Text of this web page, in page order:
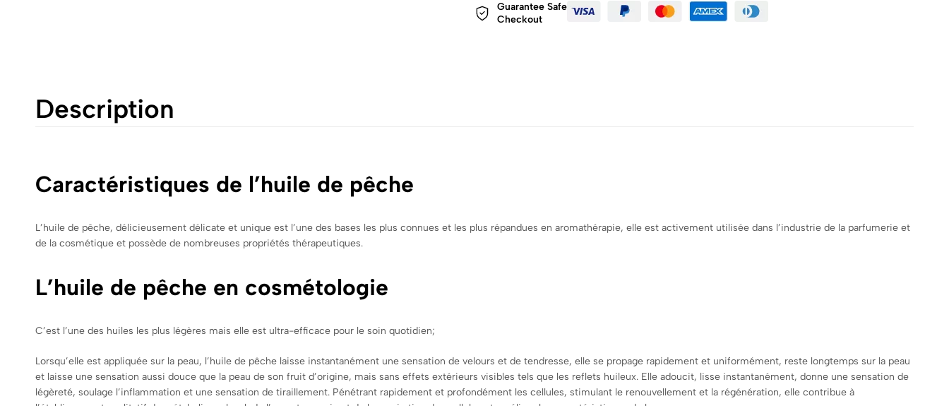
Guarantee Safe
Checkout
Description
Caractéristiques de l’huile de pêche
L’huile de pêche, délicieusement délicate et unique est l’une des bases les plus connues et les plus répandues en aromathérapie, elle est activement utilisée dans l’industrie de la parfumerie et
de la cosmétique et possède de nombreuses propriétés thérapeutiques.
L’huile de pêche en cosmétologie
C’est l’une des huiles les plus légères mais elle est ultra-efficace pour le soin quotidien;
Lorsqu’elle est appliquée sur la peau, l’huile de pêche laisse instantanément une sensation de velours et de tendresse, elle se propage rapidement et uniformément, reste longtemps sur la peau
et laisse une sensation aussi douce que la peau de son fruit d’origine, mais sans effets extérieurs visibles tels que les reflets huileux. Elle adoucit, lisse instantanément, donne une sensation de
légèreté, soulage l’inflammation et une sensation de tiraillement. Pénétrant rapidement et profondément les cellules, stimulant le renouvellement et la régénération, elle contribue à